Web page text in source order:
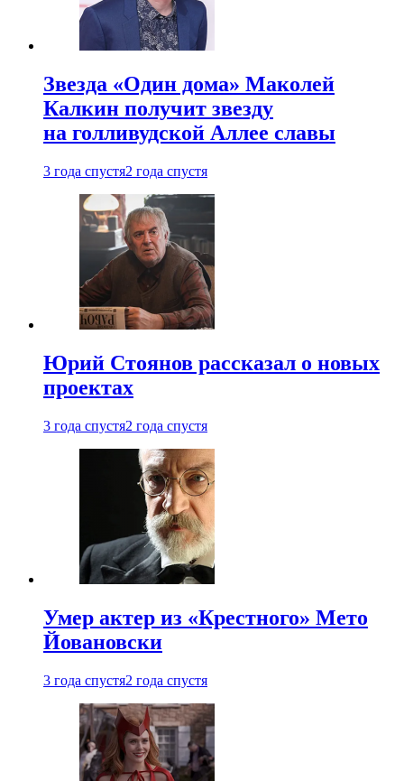
Звезда «Один дома» Маколей
Калкин получит звезду
на голливудской Аллее славы
3 года спустя2 года спустя
Юрий Стоянов рассказал о новых
проектах
3 года спустя2 года спустя
Умер актер из «Крестного» Мето
Йовановски
3 года спустя2 года спустя